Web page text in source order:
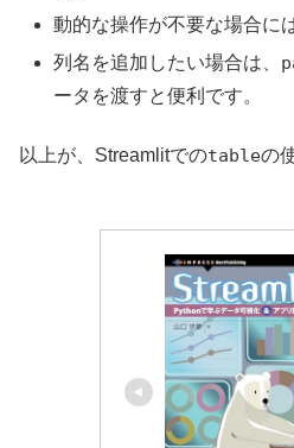
動的な操作が不要な場合に
列名を追加したい場合は、
ータを渡すと便利です。
以上が、Streamlitでのtableの